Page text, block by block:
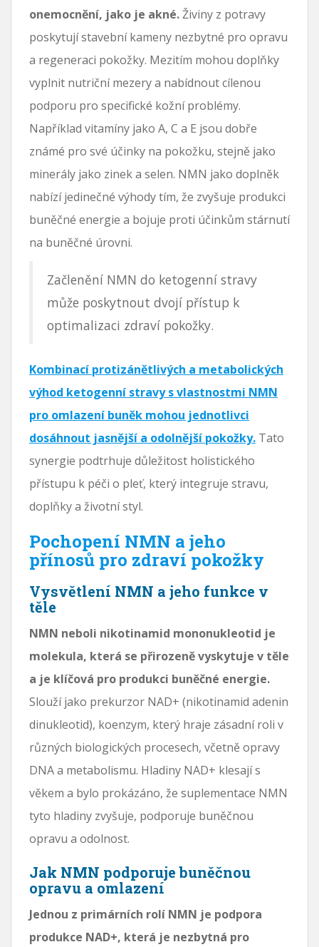
onemocnění, jako je akné.Živiny z potravy
poskytují stavební kameny nezbytné pro opravu
a regeneraci pokožky. Mezitím mohou doplňky
vyplnit nutriční mezery a nabídnout cílenou
podporu pro specifické kožní problémy.
Například vitamíny jako A, C a E jsou dobře
známé pro své účinky na pokožku, stejně jako
minerály jako zinek a selen. NMN jako doplněk
nabízí jedinečné výhody tím, že zvyšuje produkci
buněčné energie a bojuje proti účinkům stárnutí
na buněčné úrovni.
Začlenění NMN do ketogenní stravy
může poskytnout dvojí přístup k
optimalizaci zdraví pokožky.
Kombinací protizánětlivých a metabolických
výhod ketogenní stravy s vlastnostmi NMN
pro omlazení buněk mohou jednotlivci
dosáhnout jasnější a odolnější pokožky. Tato
synergie podtrhuje důležitost holistického
přístupu k péči o pleť, který integruje stravu,
doplňky a životní styl.
Pochopení NMN a jeho
přínosů pro zdraví pokožky
Vysvětlení NMN a jeho funkce v
těle
NMN neboli nikotinamid mononukleotid je
molekula, která se přirozeně vyskytuje v těle
a je klíčová pro produkci buněčné energie.
Slouží jako prekurzor NAD+ (nikotinamid adenin
dinukleotid), koenzym, který hraje zásadní roli v
různých biologických procesech, včetně opravy
DNA a metabolismu. Hladiny NAD+ klesají s
věkem a bylo prokázáno, že suplementace NMN
tyto hladiny zvyšuje, podporuje buněčnou
opravu a odolnost.
Jak NMN podporuje buněčnou
opravu a omlazení
Jednou z primárních rolí NMN je podpora
produkce NAD+, která je nezbytná pro